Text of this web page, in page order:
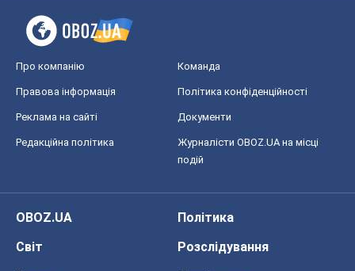
Про компанію Команда
Правова інформація Політика конфіденційності
Реклама на сайті Документи
Редакційна політика
Журналісти OBOZ.UA на місці
подій
OBOZ.UA
Політика
Світ
Розслідування